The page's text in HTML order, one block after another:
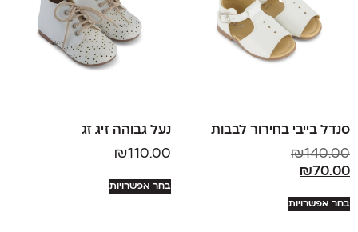
סנדל בייבי בחירור לבבות
₪140.00
₪ 70.00
בחר אפשרויות
נעל גבוהה זיג זג
₪110.00
בחר אפשרויות